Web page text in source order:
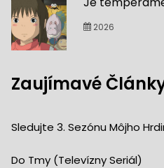
2026
Zaujímavé
Sledujte 3. Sezónu Môjho
Do Tmy (televízny Seriál)